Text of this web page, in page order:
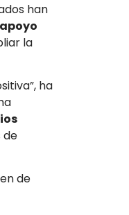
han
apoyo
la
ha
de
de